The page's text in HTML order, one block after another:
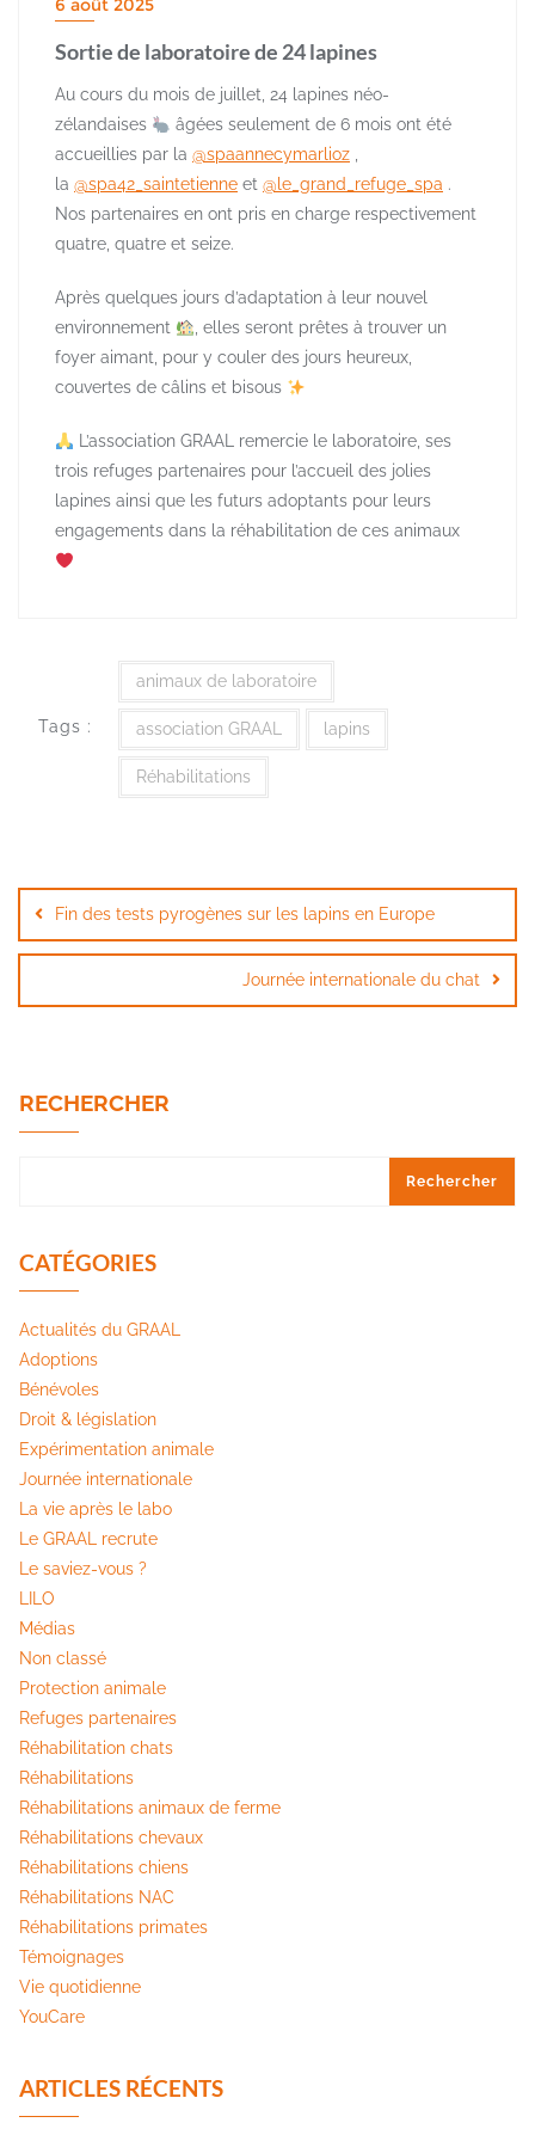
6 août 2025
Sortie de laboratoire de 24 lapines
Au cours du mois de juillet, 24 lapines néo-
zélandaises
âgées seulement de 6 mois ont été
accueillies par la @spaannecymarlioz ,
la @spa42_saintetienne et @le_grand_refuge_spa .
Nos partenaires en ont pris en charge respectivement
quatre, quatre et seize.
Après quelques jours d’adaptation à leur nouvel
environnement
, elles seront prêtes à trouver un
foyer aimant, pour y couler des jours heureux,
couvertes de câlins et bisous
L’association GRAAL remercie le laboratoire, ses
trois refuges partenaires pour l’accueil des jolies
lapines ainsi que les futurs adoptants pour leurs
engagements dans la réhabilitation de ces animaux
Tags :
animaux de laboratoire
association GRAAL lapins
Réhabilitations
de
l’article
Fin des tests pyrogènes sur les lapins en Europe
Journée internationale du chat
RECHERCHER
Rechercher
CATÉGORIES
Actualités du GRAAL
Adoptions
Bénévoles
Droit & législation
Expérimentation animale
Journée internationale
La vie après le labo
Le GRAAL recrute
Le saviez-vous ?
LILO
Médias
Non classé
Protection animale
Refuges partenaires
Réhabilitation chats
Réhabilitations
Réhabilitations animaux de ferme
Réhabilitations chevaux
Réhabilitations chiens
Réhabilitations NAC
Réhabilitations primates
Témoignages
Vie quotidienne
YouCare
ARTICLES RÉCENTS